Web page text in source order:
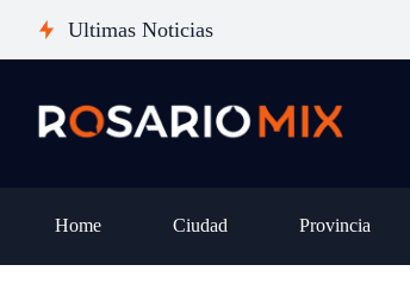
Ultimas Noticias
iPhone 18?
Home Ciudad Provincia